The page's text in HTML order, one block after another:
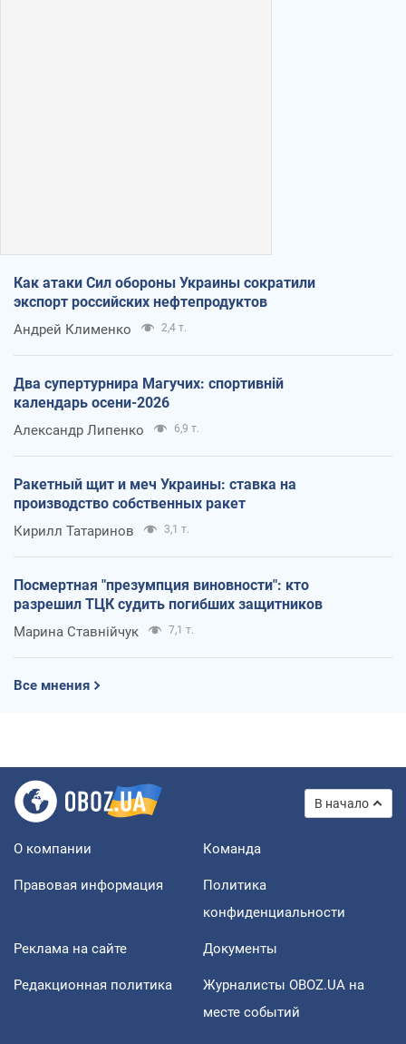
Как атаки Сил обороны Украины сократили
экспорт российских нефтепродуктов
Андрей Клименко 2,4 т.
Два супертурнира Магучих: спортивній
календарь осени-2026
Александр Липенко 6,9 т.
Ракетный щит и меч Украины: ставка на
производство собственных ракет
Кирилл Татаринов 3,1 т.
Посмертная "презумпция виновности": кто
разрешил ТЦК судить погибших защитников
Марина Ставнійчук 7,1 т.
Все мнения
В начало
О компании Команда
Правовая информация
Политика
конфиденциальности
Реклама на сайте Документы
Редакционная политика
Журналисты OBOZ.UA на
месте событий